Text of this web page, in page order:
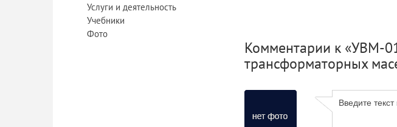
Услуги и деятельность
Учебники
Фото
Комментарии к «УВМ-
трансформаторных